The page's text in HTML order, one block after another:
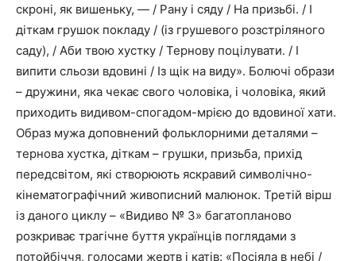
скроні, як вишеньку, — / Рану і сяду / На призьбі. / І
діткам грушок покладу / (із грушевого розстріляного
саду), / Аби твою хустку / Тернову поцілувати. / І
випити сльози вдовині / Із щік на виду». Болючі образи
– дружини, яка чекає свого чоловіка, і чоловіка, який
приходить видивом-спогадом-мрією до вдовиної хати.
Образ мужа доповнений фольклорними деталями –
тернова хустка, діткам – грушки, призьба, прихід
передсвітом, які створюють яскравий символічно-
кінематографічний живописний малюнок. Третій вірш
із даного циклу – «Видиво № 3» багатопланово
розкриває трагічне буття українців поглядами з
потойбіччя, голосами жертв і катів: «Посіяла в небі /